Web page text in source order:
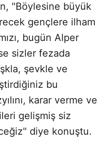
"Böylesine büyük
gençlere ilham
bugün Alper
sizler fezada
şevkle ve
bu
karar verme ve
gelişmiş siz
diye konuştu.